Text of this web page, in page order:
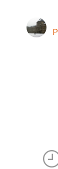
Poissons,